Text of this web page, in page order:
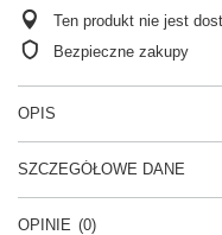
Ten produkt nie jest
Bezpieczne zakupy
OPIS
SZCZEGÓŁOWE DANE
OPINIE (0)